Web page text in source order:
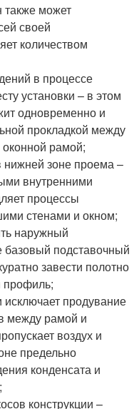
также может
своей
количеством
в процессе
установки – в этом
одновременно и
прокладкой между
рамой;
нижней зоне проема –
внутренними
процессы
стенами и окном;
наружный
базовый подставочный
завести полотно
профиль;
исключает продувание
между рамой и
воздух и
предельно
конденсата и
конструкции –